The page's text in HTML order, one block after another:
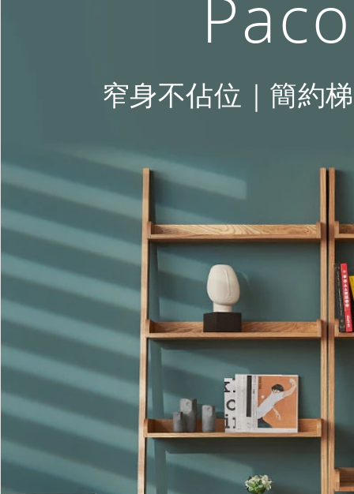
窄身不佔位｜簡約